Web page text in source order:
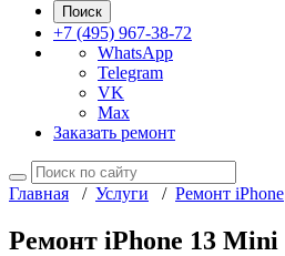
Поиск
+7 (495) 967-38-72
WhatsApp
Telegram
VK
Max
Заказать ремонт
Главная / Услуги / Ремонт iPhone
Ремонт iPhone 13 Mini